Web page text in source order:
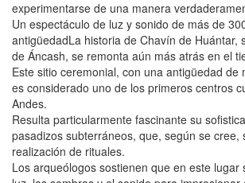
experimentarse de una manera
Un espectáculo de luz y sonido de más de
antigüedadLa historia de Chavín de Huántar,
de Áncash, se remonta aún más atrás en el
Este sitio ceremonial, con una antigüedad de
es considerado uno de los primeros centros
Andes.
Resulta particularmente fascinante su
pasadizos subterráneos, que, según se cree,
realización de rituales.
Los arqueólogos sostienen que en este lugar